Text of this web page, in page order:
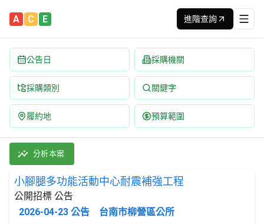
A C E 進階查詢
公告日 採購機關
採購類別 關鍵字
履約地 預算範圍
小腳腿多功能活動中心耐震補強工程 招標公告 | 案號：
採購類別：工程類 其他土木工程 | 招標方式：公開招標 |
分析本案
小腳腿多功能活動中心耐震補強工程
公開招標 公告
2026-04-23 公告 台南市柳營區公所